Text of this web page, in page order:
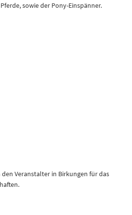
sowie der Pony-Einspänner.
den Veranstalter in Birkungen für das